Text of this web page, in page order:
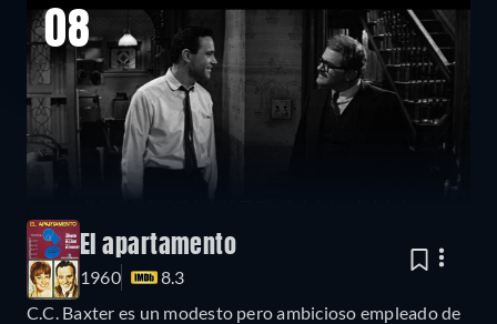
08
El apartamento
1960
8.3
C.C. Baxter es un modesto pero ambicioso empleado de